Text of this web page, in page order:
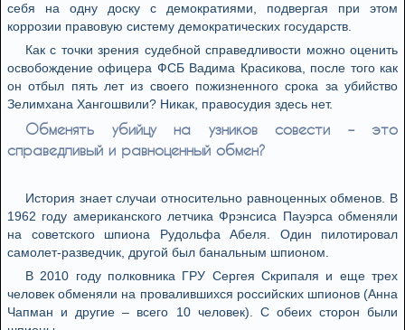
себя на одну доску с демократиями, подвергая при этом
коррозии правовую систему демократических государств.
Как с точки зрения судебной справедливости можно оценить
освобождение офицера ФСБ Вадима Красикова, после того как
он отбыл пять лет из своего пожизненного срока за убийство
Зелимхана Хангошвили? Никак, правосудия здесь нет.
Обменять убийцу на узников совести – это
справедливый и равноценный обмен?
История знает случаи относительно равноценных обменов. В
1962 году американского летчика Фрэнсиса Пауэрса обменяли
на советского шпиона Рудольфа Абеля. Один пилотировал
самолет-разведчик, другой был банальным шпионом.
В 2010 году полковника ГРУ Сергея Скрипаля и еще трех
человек обменяли на провалившихся российских шпионов (Анна
Чапман и другие – всего 10 человек). С обеих сторон были